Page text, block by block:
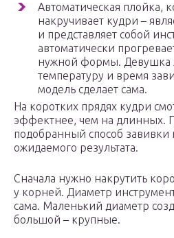
Автоматическая плойка,
накручивает кудри –
и представляет собой
автоматически
нужной формы. Девушка
температуру и время
модель сделает сама.
На коротких прядях кудри
эффектнее, чем на длинных.
подобранный способ завивки
ожидаемого результата.
Сначала нужно накрутить
у корней. Диаметр
сама. Маленький диаметр
большой – крупные.